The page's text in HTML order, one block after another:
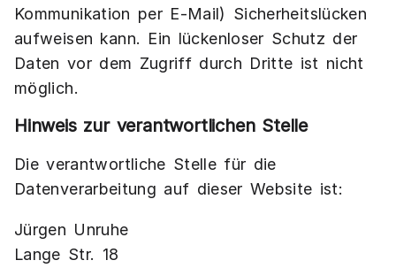
Kommunikation per E-Mail) Sicherheitslücken
aufweisen kann. Ein lückenloser Schutz der
Daten vor dem Zugriff durch Dritte ist nicht
möglich.
Hinweis zur verantwortlichen Stelle
Die verantwortliche Stelle für die
Datenverarbeitung auf dieser Website ist:
Jürgen Unruhe
Lange Str. 18